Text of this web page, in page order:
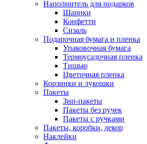
Наполнитель для подарков
Шарики
Конфетти
Сизаль
Подарочная бумага и пленка
Упаковочная бумага
Термоусадочная пленка
Тишью
Цветочная пленка
Корзинки и лукошки
Пакеты
Зип-пакеты
Пакеты без ручек
Пакеты с ручками
Пакеты, коробки, декор
Наклейки